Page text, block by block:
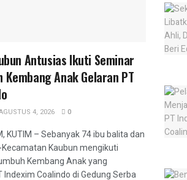
Antusias Ikuti Seminar
Kembang Anak Gelaran PT
4, 2026 0
KUTIM – Sebanyak 74 ibu balita dan
Kaubun mengikuti
Kembang Anak yang
Coalindo di Gedung Serba